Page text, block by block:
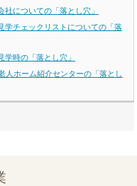
についての「落とし穴」
チェックリストについての「落
時の「落とし穴」
ホーム紹介センターの「落とし